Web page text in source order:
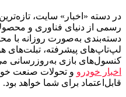
دسته «اخبار» سایت، تازه‌ترین
از دنیای فناوری و
به‌صورت روزانه با
پیشرفته، تبلت‌های
بازی به‌روزرسانی
خودروو تحولات صنعت
برای شما خواهد بود.